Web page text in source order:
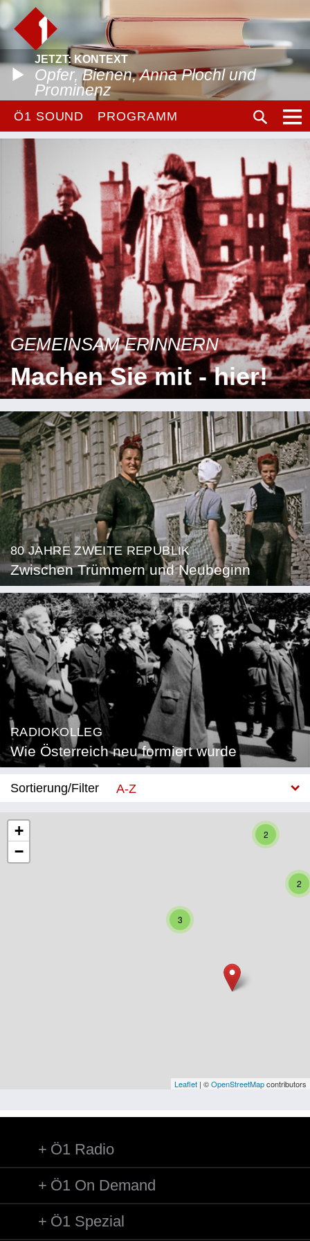
JETZT: KONTEXT
Opfer, Bienen, Anna Plochl und
Prominenz
Ö1 SOUND PROGRAMM
GEMEINSAM ERINNERN
Machen Sie mit - hier!
80 JAHRE ZWEITE REPUBLIK
Zwischen Trümmern und Neubeginn
RADIOKOLLEG
Wie Österreich neu formiert wurde
Sortierung/Filter
A-Z
Niederösterreich
Vorarlberg
Besatzungsmächte
Frauen, Mütter, Kinder
2
2
3
+
−
Leaflet | ©OpenStreetMapcontributors
Ö1 Radio
Ö1 On Demand
Ö1 Spezial